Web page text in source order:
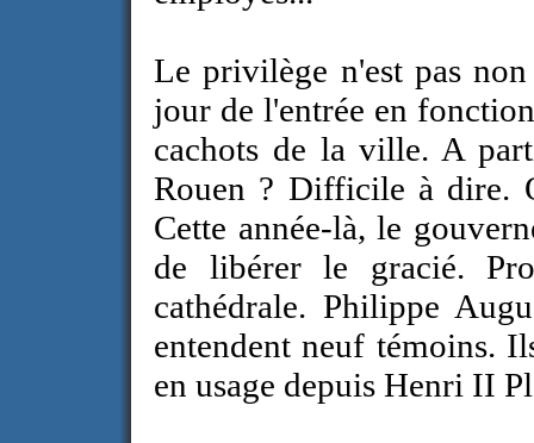
Le privilège n'est pas
jour de l'entrée en
cachots de la ville. A
Rouen ? Difficile à dire.
Cette année-là, le
de libérer le gracié.
cathédrale. Philippe
entendent neuf témoins.
en usage depuis Henri II